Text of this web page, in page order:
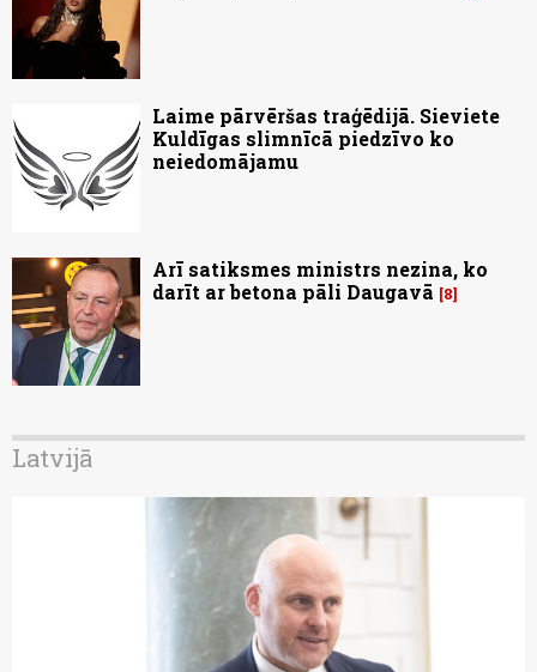
Laime pārvēršas traģēdijā. Sieviete
Kuldīgas slimnīcā piedzīvo ko
neiedomājamu
Arī satiksmes ministrs nezina, ko
darīt ar betona pāli Daugavā
8
Latvijā